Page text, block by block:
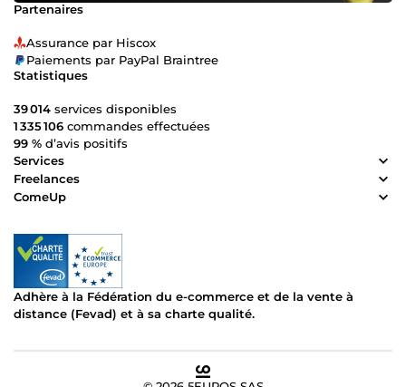
Partenaires
Assurance par Hiscox
Paiements par PayPal Braintree
Statistiques
39 014 services disponibles
1 335 106 commandes effectuées
99 % d’avis positifs
Services
Freelances
ComeUp
Adhère à la Fédération du e-commerce et de la vente à
distance (Fevad) et à sa charte qualité.